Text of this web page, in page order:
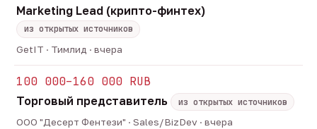
Marketing Lead (крипто-финтех)
из открытых источников
GetIT · Тимлид · вчера
100 000–160 000 RUB
Торговый представитель
из открытых источников
ООО "Десерт Фентези" · Sales/BizDev · вчера